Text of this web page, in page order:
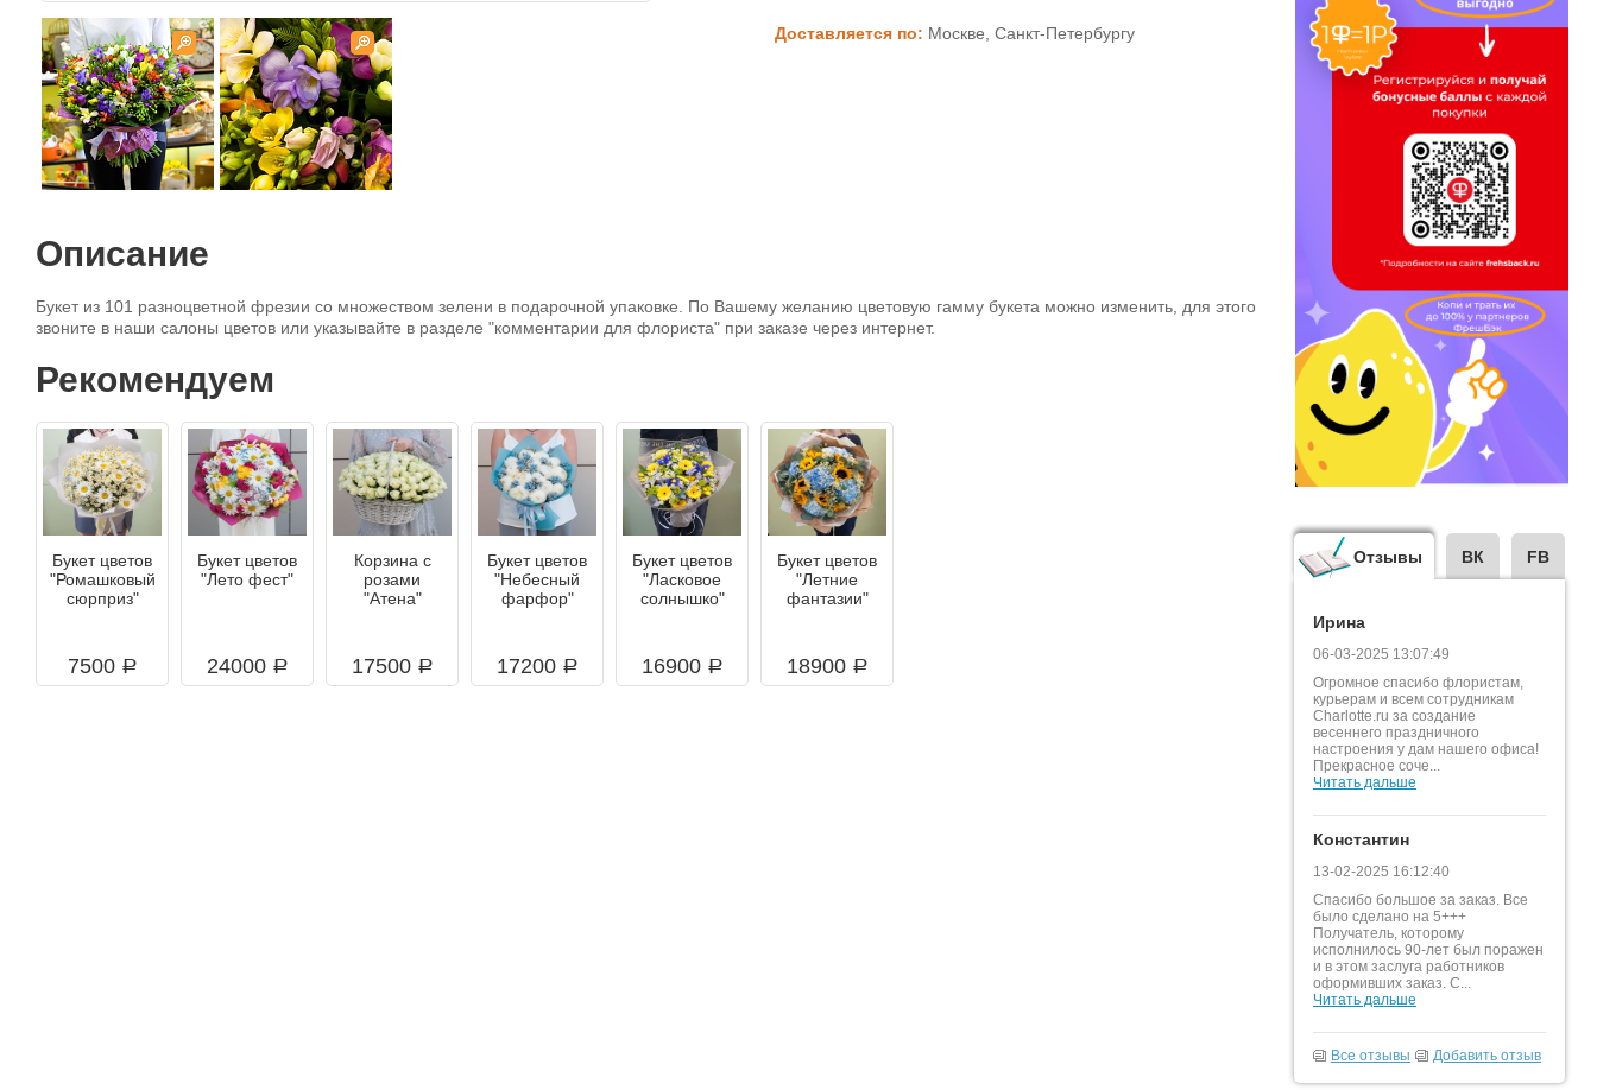
Доставляется по: Москве, Санкт-Петербургу
Описание
Букет из 101 разноцветной фрезии со множеством зелени в подарочной упаковке. По Вашему желанию цветовую гамму букета можно изменить, для этого
звоните в наши салоны цветов или указывайте в разделе "комментарии для флориста" при заказе через интернет.
Рекомендуем
Букет цветов
"Ромашковый
сюрприз"
7500 a
Букет цветов
"Лето фест"
24000 a
Корзина с
розами
"Атена"
17500 a
Букет цветов
"Небесный
фарфор"
17200 a
Букет цветов
"Ласковое
солнышко"
16900 a
Букет цветов
"Летние
фантазии"
18900 a
Отзывы ВК FB
Ирина
06-03-2025 13:07:49
Огромное спасибо флористам,
курьерам и всем сотрудникам
Charlotte.ru за создание
весеннего праздничного
настроения у дам нашего офиса!
Прекрасное соче...
Читать дальше
Константин
13-02-2025 16:12:40
Спасибо большое за заказ. Все
было сделано на 5+++
Получатель, которому
исполнилось 90-лет был поражен
и в этом заслуга работников
оформивших заказ. С...
Читать дальше
Все отзывы Добавить отзыв